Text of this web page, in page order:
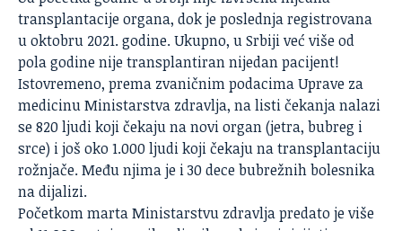
transplantacije organa, dok je poslednja registrovana
u oktobru 2021. godine. Ukupno, u Srbiji već više od
pola godine nije transplantiran nijedan pacijent!
Istovremeno, prema zvaničnim podacima Uprave za
medicinu Ministarstva zdravlja, na listi čekanja nalazi
se 820 ljudi koji čekaju na novi organ (jetra, bubreg i
srce) i još oko 1.000 ljudi koji čekaju na transplantaciju
rožnjače. Među njima je i 30 dece bubrežnih bolesnika
na dijalizi.
Početkom marta Ministarstvu zdravlja predato je više